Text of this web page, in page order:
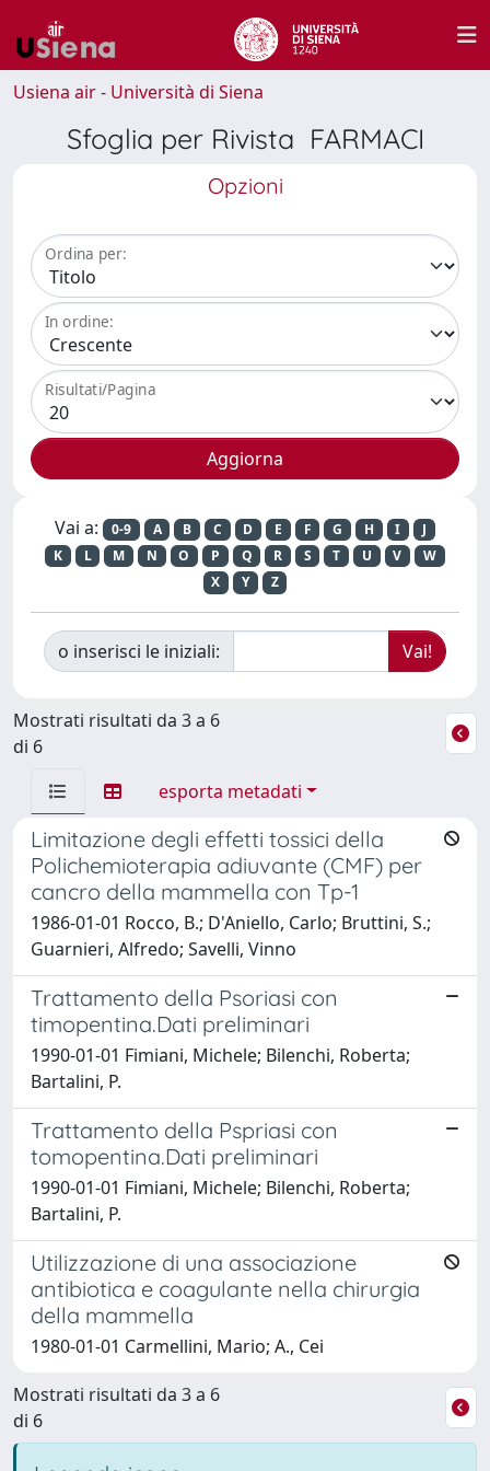
Usiena air - Università di Siena
Sfoglia per Rivista FARMACI
Opzioni
Ordina per:
In ordine:
Risultati/Pagina
Vai a: 0-9 A B C D E F G H I
J
K
L M N O P Q R S T U V
W
X
Y Z
o inserisci le iniziali:
Mostrati risultati da 3 a 6
di 6
esporta metadati
Limitazione degli effetti tossici della
Polichemioterapia adiuvante (CMF) per
cancro della mammella con Tp-1
1986-01-01 Rocco, B.; D'Aniello, Carlo; Bruttini, S.;
Guarnieri, Alfredo; Savelli, Vinno
Trattamento della Psoriasi con
timopentina.Dati preliminari
1990-01-01 Fimiani, Michele; Bilenchi, Roberta;
Bartalini, P.
Trattamento della Pspriasi con
tomopentina.Dati preliminari
1990-01-01 Fimiani, Michele; Bilenchi, Roberta;
Bartalini, P.
Utilizzazione di una associazione
antibiotica e coagulante nella chirurgia
della mammella
1980-01-01 Carmellini, Mario; A., Cei
Mostrati risultati da 3 a 6
di 6